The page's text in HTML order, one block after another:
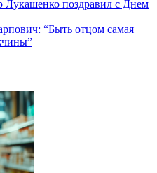
Лукашенко поздравил с Днем
“Быть отцом самая